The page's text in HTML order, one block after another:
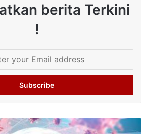
berita Terkini
!